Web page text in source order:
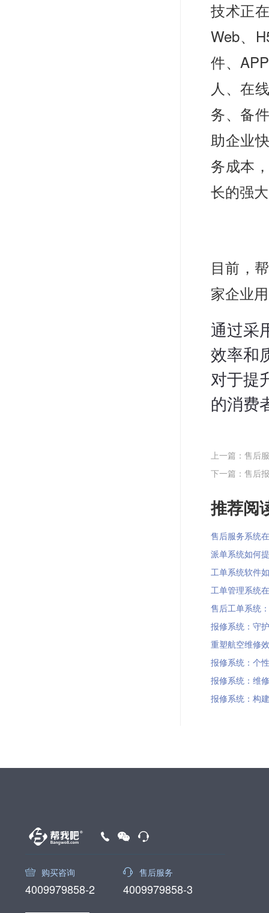
技术正
Web、
件、
人、在
务、备
助企业
务成本
长的强
目前，
家企业
通过采
效率和
对于提
的消费
上一篇：售后
下一篇：售后
推荐阅
售后服务系统
派单系统如何
工单系统软件
工单管理系统
售后工单系统
报修系统：守
重塑航空维修
报修系统：个
报修系统：维
报修系统：构
购买咨询
4009979858-2
售后服务
4009979858-3